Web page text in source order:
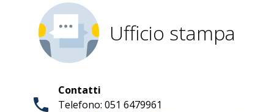
Ufficio stampa
Contatti
Telefono: 051 6479961